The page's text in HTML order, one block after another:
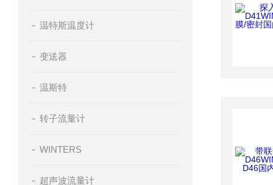
温特斯温度计
变送器
温斯特
转子流量计
WINTERS
超声波流量计